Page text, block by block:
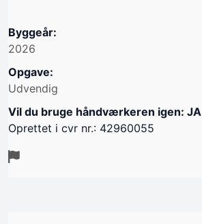
Byggeår:
2026
Opgave:
Udvendig
Vil du bruge håndværkeren igen: JA
Oprettet i cvr nr.: 42960055